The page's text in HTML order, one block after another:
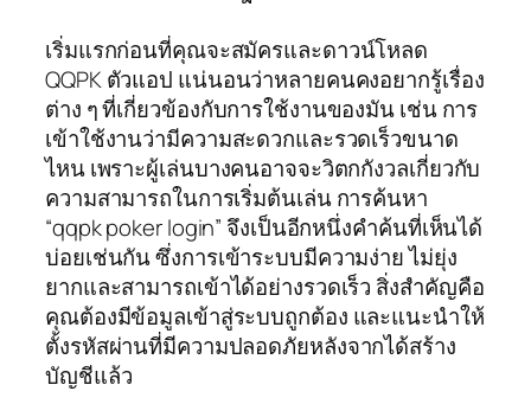
เริ่มแรกก่อนที่คุณจะสมัครและดาวน์โหลด
QQPK ตัวแอป แน่นอนว่าหลายคนคงอยากรู้เรื่อง
ต่าง ๆ ที่เกี่ยวข้องกับการใช้งานของมัน เช่น การ
เข้าใช้งานว่ามีความสะดวกและรวดเร็วขนาด
ไหน เพราะผู้เล่นบางคนอาจจะวิตกกังวลเกี่ยวกับ
ความสามารถในการเริ่มต้นเล่น การค้นหา
“qqpk poker login” จึงเป็นอีกหนึ่งคำค้นที่เห็นได้
บ่อยเช่นกัน ซึ่งการเข้าระบบมีความง่าย ไม่ยุ่ง
ยากและสามารถเข้าได้อย่างรวดเร็ว สิ่งสำคัญคือ
คุณต้องมีข้อมูลเข้าสู่ระบบถูกต้อง และแนะนำให้
ตั้งรหัสผ่านที่มีความปลอดภัยหลังจากได้สร้าง
บัญชีแล้ว